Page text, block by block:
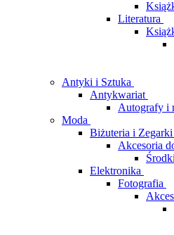
Literatura
Antyki i Sztuka
Antykwariat
Autografy i
Moda
Biżuteria i Zegarki
Akcesoria
Elektronika
Fotografia